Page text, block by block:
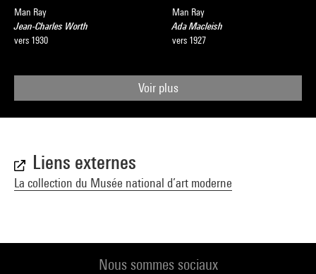
Man Ray
Jean-Charles Worth
vers 1930
Man Ray
Ada Macleish
vers 1927
Voir plus
Liens externes
La collection du Musée national d’art moderne
Nous sommes sociaux